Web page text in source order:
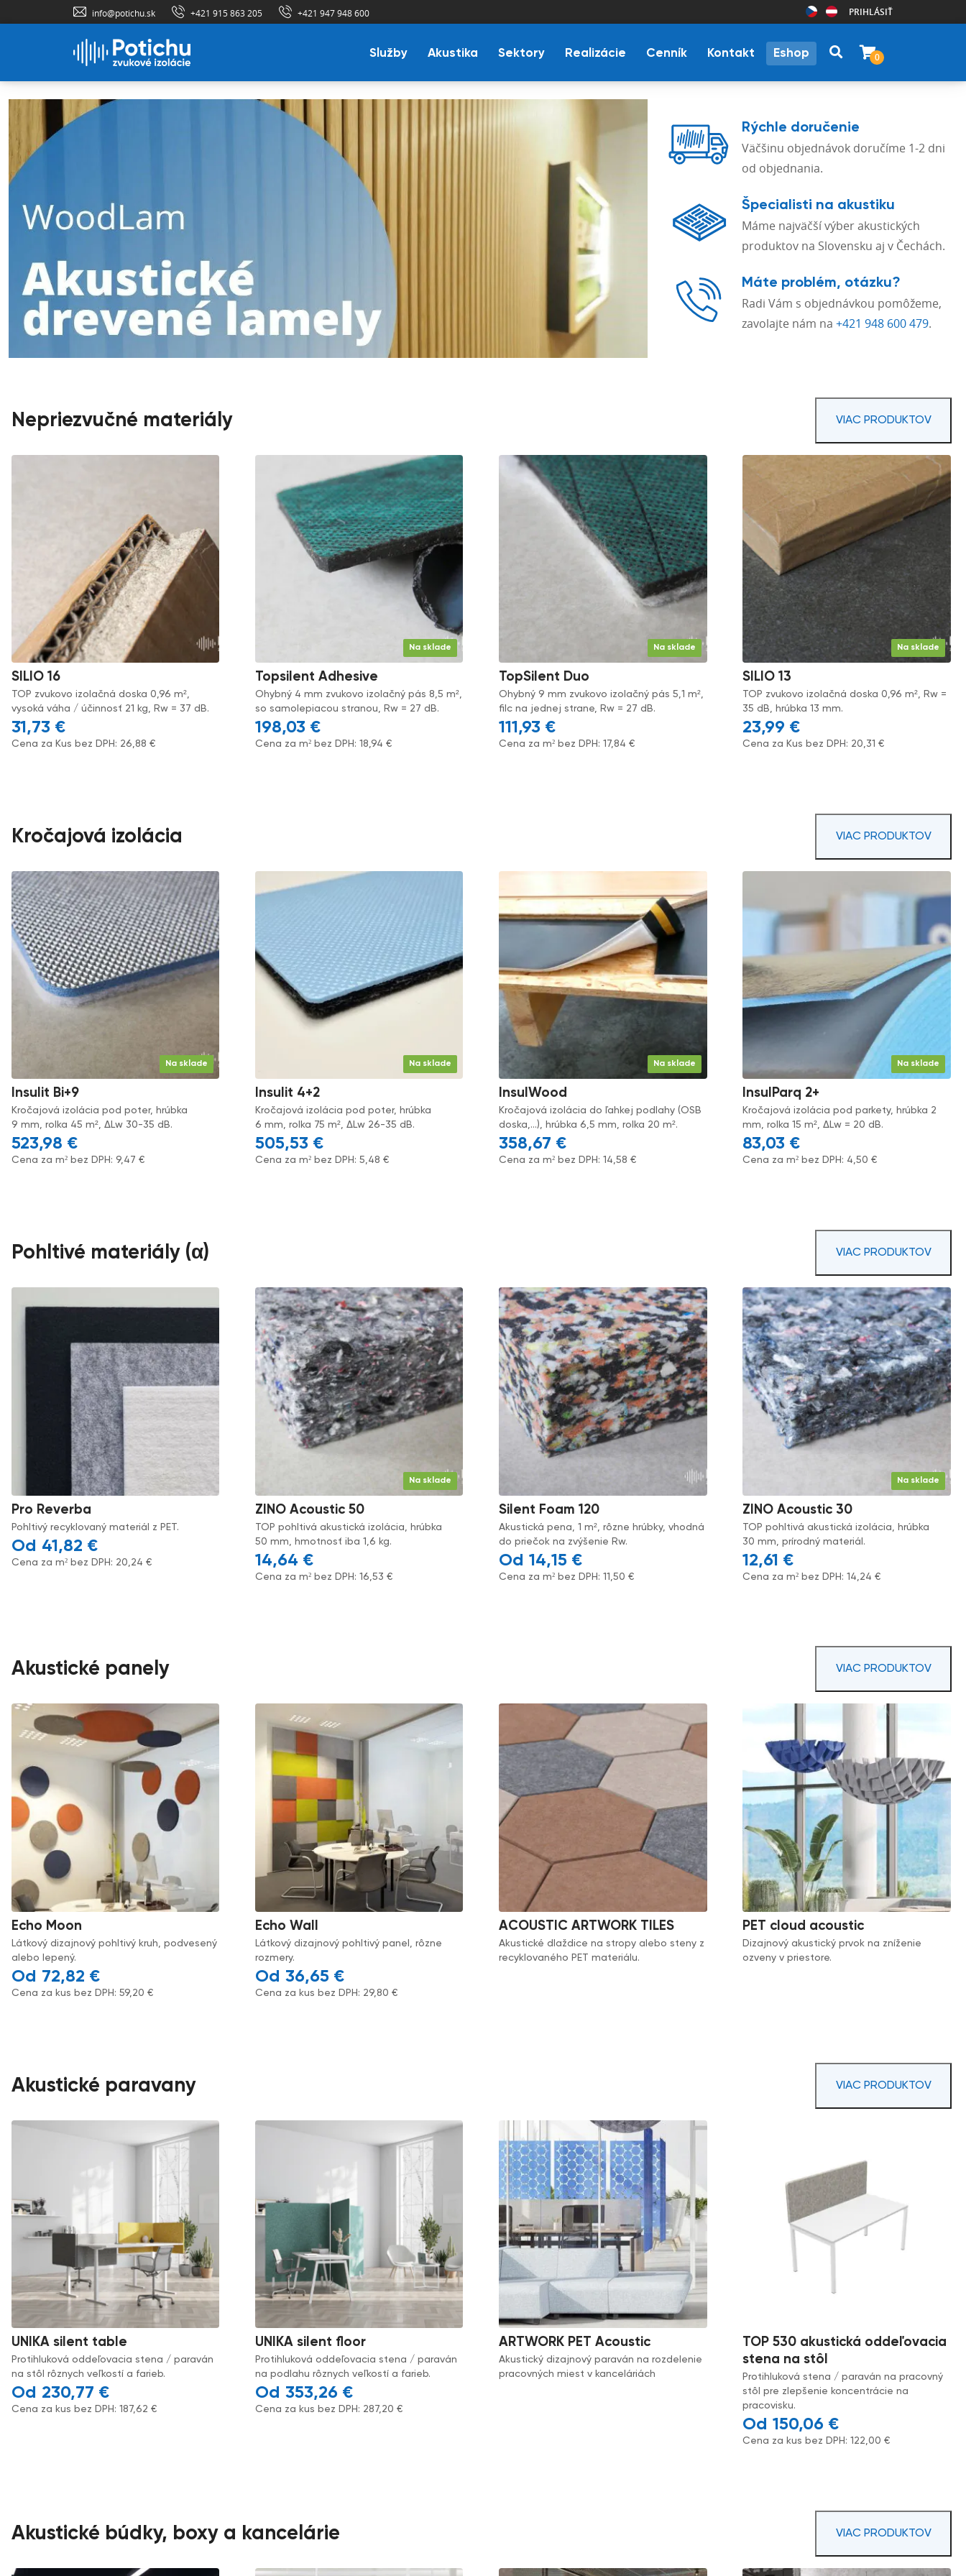
info@potichu.sk +421 915 863 205 +421 947 948 600 PRIHLÁSIŤ
Služby Akustika Sektory Realizácie Cenník Kontakt Eshop 0
Rýchle doručenie
Väčšinu objednávok doručíme 1-2 dni
od objednania.
Špecialisti na akustiku
Máme najväčší výber akustických
produktov na Slovensku aj v Čechách.
Máte problém, otázku?
Radi Vám s objednávkou pomôžeme,
zavolajte nám na +421 948 600 479.
Nepriezvučné materiály VIAC PRODUKTOV
SILIO 16
TOP zvukovo izolačná doska 0,96 m²,
vysoká váha / účinnosť 21 kg, Rw = 37 dB.
31,73 €
Cena za Kus bez DPH: 26,88 €
Na sklade
Topsilent Adhesive
Ohybný 4 mm zvukovo izolačný pás 8,5 m²,
so samolepiacou stranou, Rw = 27 dB.
198,03 €
Cena za m² bez DPH:18,94€
Na sklade
TopSilent Duo
Ohybný 9 mm zvukovo izolačný pás 5,1 m²,
filc na jednej strane, Rw = 27 dB.
111,93 €
Cena za m² bez DPH:17,84€
Na sklade
SILIO 13
TOP zvukovo izolačná doska 0,96 m², Rw =
35 dB, hrúbka 13 mm.
23,99 €
Cena za Kus bez DPH: 20,31€
Kročajová izolácia VIAC PRODUKTOV
Na sklade
Insulit Bi+9
Kročajová izolácia pod poter, hrúbka
9 mm, rolka 45 m², ΔLw 30-35 dB.
523,98 €
Cena za m² bez DPH: 9,47 €
Na sklade
Insulit 4+2
Kročajová izolácia pod poter, hrúbka
6 mm, rolka 75 m², ΔLw 26-35 dB.
505,53 €
Cena za m² bez DPH:5,48€
Na sklade
InsulWood
Kročajová izolácia do ľahkej podlahy (OSB
doska,...), hrúbka 6,5 mm, rolka 20 m².
358,67 €
Cena za m² bez DPH:14,58€
Na sklade
InsulParq 2+
Kročajová izolácia pod parkety, hrúbka 2
mm, rolka 15 m², ΔLw = 20 dB.
83,03 €
Cena za m² bez DPH: 4,50€
Pohltivé materiály (α) VIAC PRODUKTOV
Pro Reverba
Pohltivý recyklovaný materiál z PET.
41,82 €
Cena za m² bez DPH: 20,24 €
Na sklade
ZINO Acoustic 50
TOP pohltivá akustická izolácia, hrúbka
50 mm, hmotnosť iba 1,6 kg.
14,64 €
Cena za m² bez DPH:16,53€
Silent Foam 120
Akustická pena, 1 m², rôzne hrúbky, vhodná
do priečok na zvýšenie Rw.
14,15 €
Cena za m² bez DPH:11,50€
Na sklade
ZINO Acoustic 30
TOP pohltivá akustická izolácia, hrúbka
30 mm, prírodný materiál.
12,61 €
Cena za m² bez DPH:14,24€
Akustické panely VIAC PRODUKTOV
Echo Moon
Látkový dizajnový pohltivý kruh, podvesený
alebo lepený.
72,82 €
Cena za kus bez DPH: 59,20 €
Echo Wall
Látkový dizajnový pohltivý panel, rôzne
rozmery.
36,65 €
Cena za kus bez DPH: 29,80€
ACOUSTIC ARTWORK TILES
Akustické dlaždice na stropy alebo steny z
recyklovaného PET materiálu.
PET cloud acoustic
Dizajnový akustický prvok na zníženie
ozveny v priestore.
Akustické paravany VIAC PRODUKTOV
UNIKA silent table
Protihluková oddeľovacia stena / paraván
na stôl rôznych veľkostí a farieb.
230,77 €
Cena za kus bez DPH: 187,62 €
UNIKA silent floor
Protihluková oddeľovacia stena / paraván
na podlahu rôznych veľkostí a farieb.
353,26 €
Cena za kus bez DPH: 287,20€
ARTWORK PET Acoustic
Akustický dizajnový paraván na rozdelenie
pracovných miest v kanceláriách
TOP 530 akustická oddeľovacia
stena na stôl
Protihluková stena / paraván na pracovný
stôl pre zlepšenie koncentrácie na
pracovisku.
150,06 €
Cena za kus bez DPH:122,00€
Akustické búdky, boxy a kancelárie VIAC PRODUKTOV